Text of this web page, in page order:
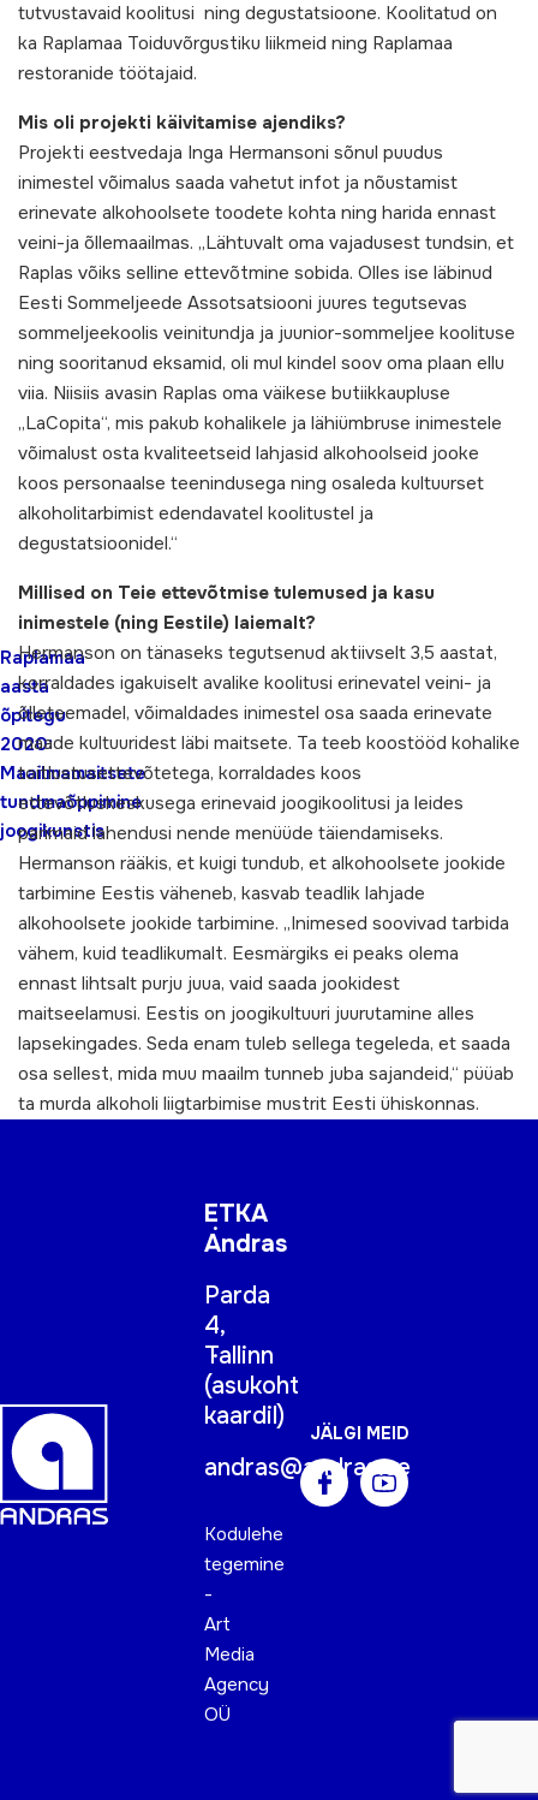
Raplamaa
aasta
õpitegu
2020:
Maailmamaitsete
tundmaõppimine
joogikunstis
tutvustavaid koolitusi ning degustatsioone. Koolitatud on
ka Raplamaa Toiduvõrgustiku liikmeid ning Raplamaa
restoranide töötajaid.
Mis oli projekti käivitamise ajendiks?
Projekti eestvedaja Inga Hermansoni sõnul puudus
inimestel võimalus saada vahetut infot ja nõustamist
erinevate alkohoolsete toodete kohta ning harida ennast
veini-ja õllemaailmas. „Lähtuvalt oma vajadusest tundsin, et
Raplas võiks selline ettevõtmine sobida. Olles ise läbinud
Eesti Sommeljeede Assotsatsiooni juures tegutsevas
sommeljeekoolis veinitundja ja juunior-sommeljee koolituse
ning sooritanud eksamid, oli mul kindel soov oma plaan ellu
viia. Niisiis avasin Raplas oma väikese butiikkaupluse
„LaCopita“, mis pakub kohalikele ja lähiümbruse inimestele
võimalust osta kvaliteetseid lahjasid alkohoolseid jooke
koos personaalse teenindusega ning osaleda kultuurset
alkoholitarbimist edendavatel koolitustel ja
degustatsioonidel.“
Millised on Teie ettevõtmise tulemused ja kasu
inimestele (ning Eestile) laiemalt?
Hermanson on tänaseks tegutsenud aktiivselt 3,5 aastat,
korraldades igakuiselt avalike koolitusi erinevatel veini- ja
õlleteemadel, võimaldades inimestel osa saada erinevate
maade kultuuridest läbi maitsete. Ta teeb koostööd kohalike
toitlustusettevõtetega, korraldades koos
ettevõtluskeskusega erinevaid joogikoolitusi ja leides
parimaid lahendusi nende menüüde täiendamiseks.
Hermanson rääkis, et kuigi tundub, et alkohoolsete jookide
tarbimine Eestis väheneb, kasvab teadlik lahjade
alkohoolsete jookide tarbimine. „Inimesed soovivad tarbida
vähem, kuid teadlikumalt. Eesmärgiks ei peaks olema
ennast lihtsalt purju juua, vaid saada jookidest
maitseelamusi. Eestis on joogikultuuri juurutamine alles
lapsekingades. Seda enam tuleb sellega tegeleda, et saada
osa sellest, mida muu maailm tunneb juba sajandeid,“ püüab
ta murda alkoholi liigtarbimise mustrit Eesti ühiskonnas.
ETKA
Andras
Parda
4,
Tallinn
(asukoht
kaardil)
andras@andras.ee
Kodulehe
tegemine
-
Art
Media
Agency
OÜ
JÄLGI MEID